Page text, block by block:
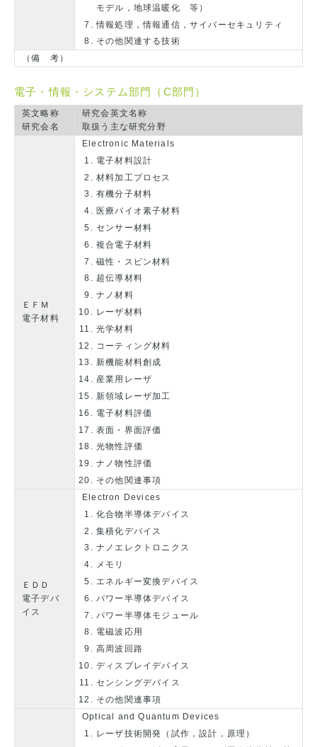
モデル，地球温暖化 等）
情報処理，情報通信，サイバーセキュリティ
その他関連する技術
（備 考）
電子・情報・システム部門（C部門）
英文略称
研究会名
研究会英文名称
取扱う主な研究分野
ＥＦＭ
電子材料
Electronic Materials
電子材料設計
材料加工プロセス
有機分子材料
医療バイオ素子材料
センサー材料
複合電子材料
磁性・スピン材料
超伝導材料
ナノ材料
レーザ材料
光学材料
コーティング材料
新機能材料創成
産業用レーザ
新領域レーザ加工
電子材料評価
表面・界面評価
光物性評価
ナノ物性評価
その他関連事項
ＥＤＤ
電子デバ
イス
Electron Devices
化合物半導体デバイス
集積化デバイス
ナノエレクトロニクス
メモリ
エネルギー変換デバイス
パワー半導体デバイス
パワー半導体モジュール
電磁波応用
高周波回路
ディスプレイデバイス
センシングデバイス
その他関連事項
Optical and Quantum Devices
レーザ技術開発（試作，設計，原理）